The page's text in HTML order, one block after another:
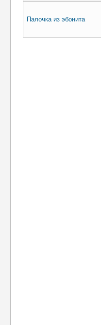
Палочка из эбонита